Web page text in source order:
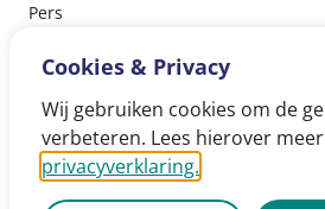
Cookies & Privacy
Wij gebruiken cookies om de
verbeteren. Lees hierover
privacyverklaring.
Pers
Volg ons
Facebook
Instagram
LinkedIn